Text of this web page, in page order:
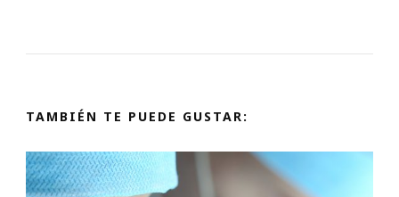
TAMBIÉN TE PUEDE GUSTAR: